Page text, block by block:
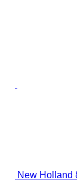
New Holland